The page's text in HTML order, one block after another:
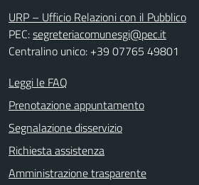
URP – Ufficio Relazioni con il Pubblico
PEC:segreteriacomunesgi@pec.it
Centralino unico: +39 07765 49801
Leggi le FAQ
Prenotazione appuntamento
Segnalazione disservizio
Richiesta assistenza
Amministrazione trasparente